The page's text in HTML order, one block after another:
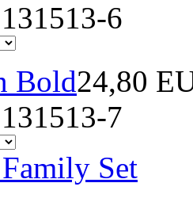
6
Bold24,80
7
Set